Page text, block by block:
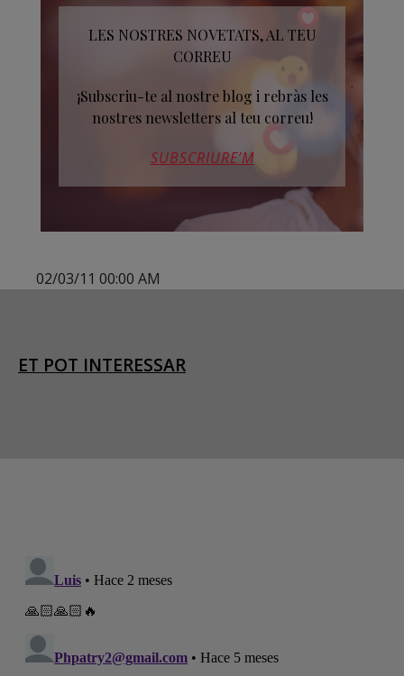
LES NOSTRES NOVETATS, AL TEU
CORREU
¡Subscriu-te al nostre blog i rebràs les
nostres newsletters al teu correu!
SUBSCRIURE’M
02/03/11 00:00 AM
ET POT INTERESSAR